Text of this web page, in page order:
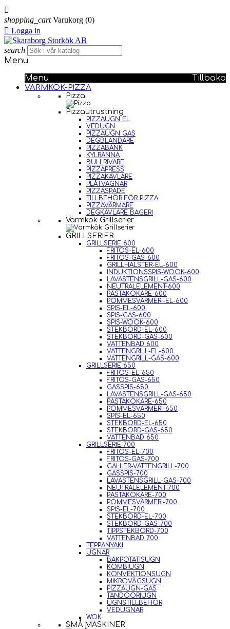

shopping_cart Varukorg (0)
 Logga in
search
Menu
Menu
Tillbaka
VARMKÖK-PIZZA
Pizza
Pizzautrustning
PIZZAUGN EL
VEDUGN
PIZZAUGN GAS
DEGBLANDARE
PIZZABÄNK
KYLRÄNNA
BULLRIVARE
PIZZAPRESS
PIZZAKAVLARE
PLÅTVAGNAR
PIZZASPADE
TILLBEHÖR FÖR PIZZA
PIZZAVÄRMARE
DEGKAVLARE BAGERI
Varmkök Grillserier
GRILLSERIER
GRILLSERIE 600
FRITÖS-EL-600
FRITÖS-GAS-600
GRILLHALSTER-EL-600
INDUKTIONSSPIS-WOOK-600
LAVASTENSGRILL-GAS-600
NEUTRALELEMENT-600
PASTAKOKARE-600
POMMESVÄRMERI-EL-600
SPIS-EL-600
SPIS-GAS-600
SPIS-WOOK-600
STEKBORD-EL-600
STEKBORD-GAS-600
VATTENBAD 600
VATTENGRILL-EL-600
VATTENGRILL-GAS-600
GRILLSERIE 650
FRITÖS-EL-650
FRITÖS-GAS-650
GASSPIS-650
LAVASTENSGRILL-GAS-650
PASTAKOKARE-650
POMMESVÄRMERI-650
SPIS-EL-650
STEKBORD-EL-650
STEKBORD-GAS-650
VATTENBAD 650
GRILLSERIE 700
FRITÖS-EL-700
FRITÖS-GAS-700
GALLER-VATTENGRILL-700
GASSPIS-700
LAVASTENSGRILL-GAS-700
NEUTRALELEMENT-700
PASTAKOKARE-700
POMMESVÄRMERI-700
SPIS-EL-700
STEKBORD-EL-700
STEKBORD-GAS-700
TIPPSTEKBORD-700
VATTENBAD 700
TEPPANYAKI
UGNAR
BAKPOTATISUGN
KOMBIUGN
KONVEKTIONSUGN
MIKROVÅGSUGN
PIZZAUGN-GAS
TANDOORIUGN
UGNSTILLBEHÖR
VEDUGNAR
WOK
SMÅ MASKINER